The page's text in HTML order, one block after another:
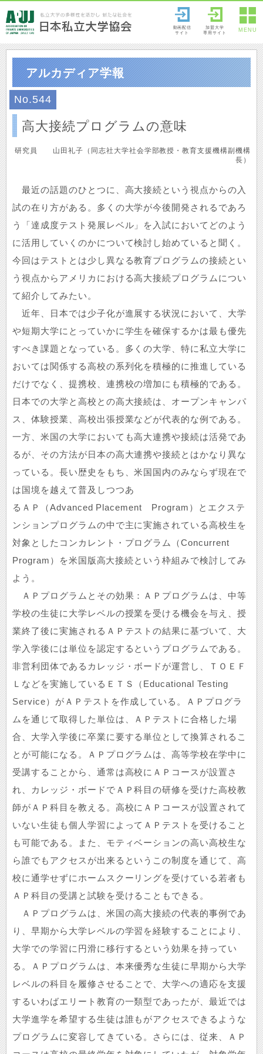
動画配信
サイト
加盟大学
専用サイト
MENU
アルカディア学報
No.544
高大接続プログラムの意味
研究員 山田礼子（同志社大学社会学部教授・教育支援機構副機構
長）
最近の話題のひとつに、高大接続という視点からの入
試の在り方がある。多くの大学が今後開発されるであろ
う「達成度テスト発展レベル」を入試においてどのよう
に活用していくのかについて検討し始めていると聞く。
今回はテストとは少し異なる教育プログラムの接続とい
う視点からアメリカにおける高大接続プログラムについ
て紹介してみたい。
近年、日本では少子化が進展する状況において、大学
や短期大学にとっていかに学生を確保するかは最も優先
すべき課題となっている。多くの大学、特に私立大学に
おいては関係する高校の系列化を積極的に推進している
だけでなく、提携校、連携校の増加にも積極的である。
日本での大学と高校との高大接続は、オープンキャンパ
ス、体験授業、高校出張授業などが代表的な例である。
一方、米国の大学においても高大連携や接続は活発であ
るが、その方法が日本の高大連携や接続とはかなり異な
っている。長い歴史をもち、米国国内のみならず現在で
は国境を越えて普及しつつあ
るＡＰ（Advanced Placement Program）とエクステ
ンションプログラムの中で主に実施されている高校生を
対象としたコンカレント・プログラム（Concurrent
Program）を米国版高大接続という枠組みで検討してみ
よう。
ＡＰプログラムとその効果：ＡＰプログラムは、中等
学校の生徒に大学レベルの授業を受ける機会を与え、授
業終了後に実施されるＡＰテストの結果に基づいて、大
学入学後には単位を認定するというプログラムである。
非営利団体であるカレッジ・ボードが運営し、ＴＯＥＦ
Ｌなどを実施しているＥＴＳ（Educational Testing
Service）がＡＰテストを作成している。ＡＰプログラ
ムを通じて取得した単位は、ＡＰテストに合格した場
合、大学入学後に卒業に要する単位として換算されるこ
とが可能になる。ＡＰプログラムは、高等学校在学中に
受講することから、通常は高校にＡＰコースが設置さ
れ、カレッジ・ボードでＡＰ科目の研修を受けた高校教
師がＡＰ科目を教える。高校にＡＰコースが設置されて
いない生徒も個人学習によってＡＰテストを受けること
も可能である。また、モティベーションの高い高校生な
ら誰でもアクセスが出来るというこの制度を通じて、高
校に通学せずにホームスクーリングを受けている若者も
ＡＰ科目の受講と試験を受けることもできる。
ＡＰプログラムは、米国の高大接続の代表的事例であ
り、早期から大学レベルの学習を経験することにより、
大学での学習に円滑に移行するという効果を持ってい
る。ＡＰプログラムは、本来優秀な生徒に早期から大学
レベルの科目を履修させることで、大学への適応を支援
するいわばエリート教育の一類型であったが、最近では
大学進学を希望する生徒は誰もがアクセスできるような
プログラムに変容してきている。さらには、従来、ＡＰ